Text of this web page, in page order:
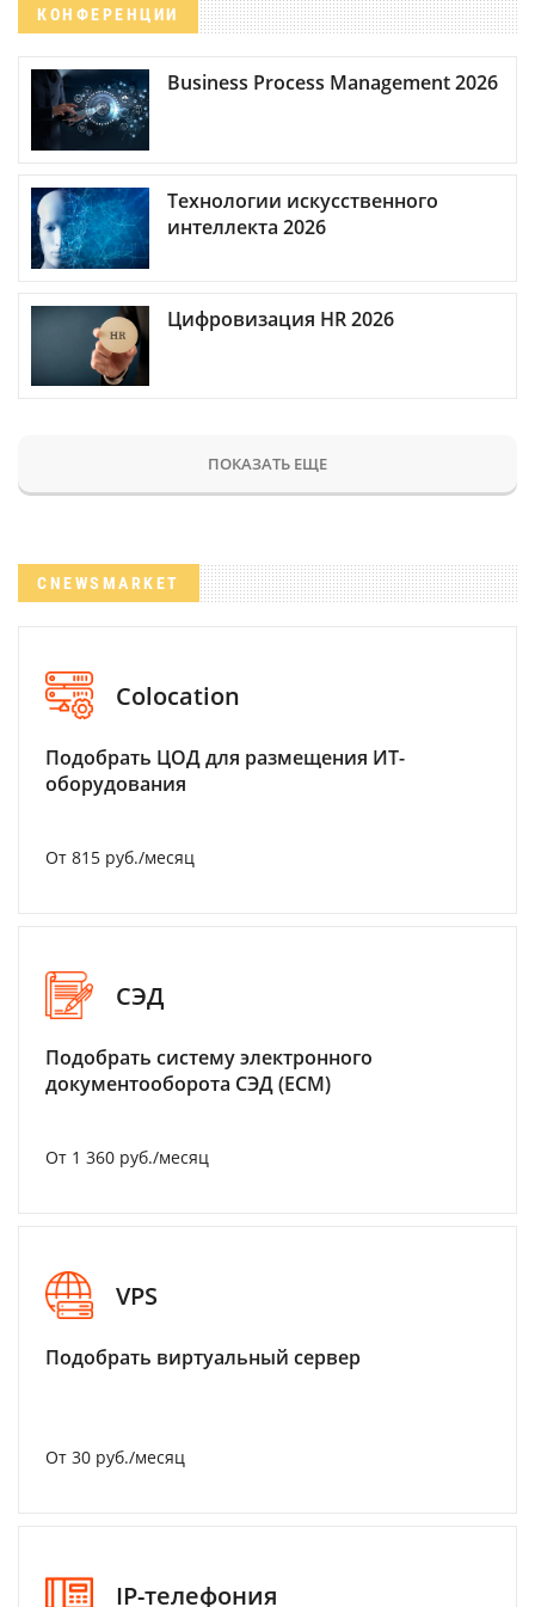
КОНФЕРЕНЦИИ
Business Process Management 2026
Технологии искусственного
интеллекта 2026
Цифровизация HR 2026
ПОКАЗАТЬ ЕЩЕ
CNEWSMARKET
Colocation
Подобрать ЦОД для размещения ИТ-
оборудования
От 815 руб./месяц
СЭД
Подобрать систему электронного
документооборота СЭД (ECM)
От 1 360 руб./месяц
VPS
Подобрать виртуальный сервер
От 30 руб./месяц
IP-телефония